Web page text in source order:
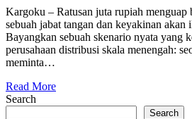
Kargoku – Ratusan juta rupiah menguap
sebuah jabat tangan dan keyakinan akan
Bayangkan sebuah skenario nyata yang
perusahaan distribusi skala menengah:
meminta…
Read More
Search
Search